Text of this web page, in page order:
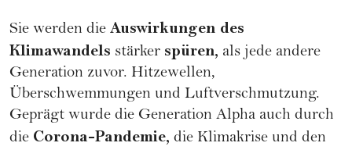
Sie werden die Auswirkungen des
Klimawandels stärker spüren, als jede andere
Generation zuvor. Hitzewellen,
Überschwemmungen und Luftverschmutzung.
Geprägt wurde die Generation Alpha auch durch
die Corona-Pandemie, die Klimakrise und den